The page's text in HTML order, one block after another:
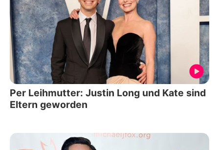
Per Leihmutter: Justin Long und Kate sind
Eltern geworden